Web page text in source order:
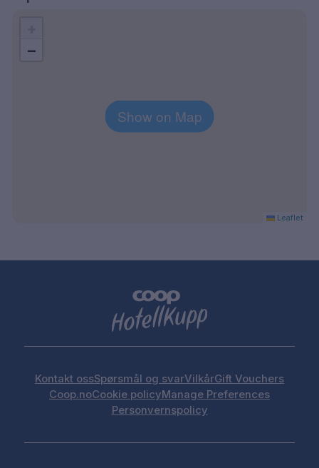
Show on Map
−
Leaflet
Kontakt ossSpørsmål og svarVilkårGift Vouchers
Coop.noCookie policyManage Preferences
Personvernspolicy